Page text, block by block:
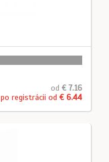
od € 7.16
po registrácii od € 6.44